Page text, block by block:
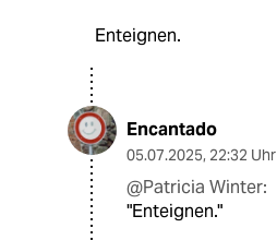
Enteignen.
Encantado
05.07.2025, 22:32 Uhr
@Patricia Winter:
"Enteignen."